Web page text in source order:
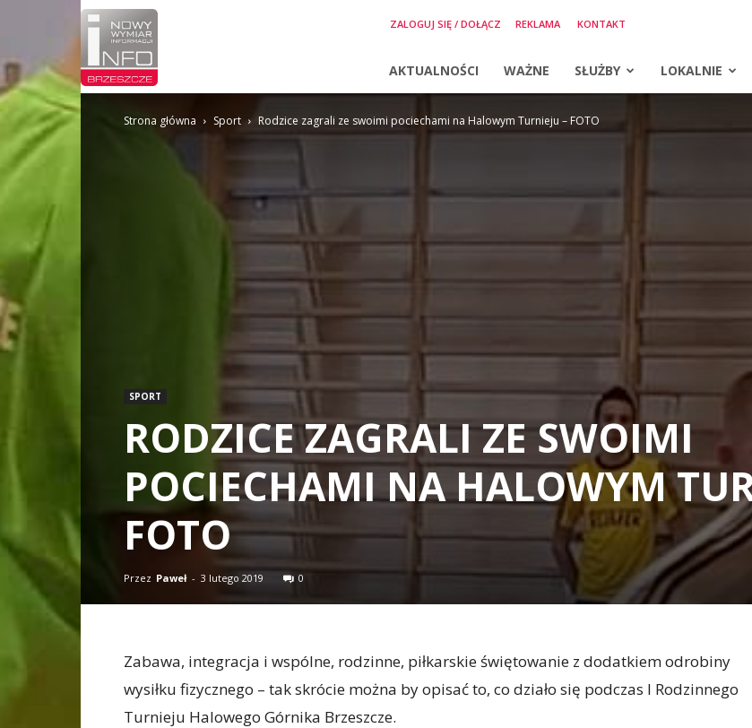
InfoBrzeszcze.pl
ZALOGUJ SIĘ / DOŁĄCZ REKLAMA KONTAKT
AKTUALNOŚCI WAŻNE SŁUŻBY LOKALNIE
Strona główna Sport Rodzice zagrali ze swoimi pociechami na Halowym Turnieju – FOTO
SPORT
RODZICE ZAGRALI ZE SWOIMI
POCIECHAMI NA HALOWYM
FOTO
Przez Paweł - 3 lutego 2019 0
Zabawa, integracja i wspólne, rodzinne, piłkarskie świętowanie z dodatkiem odrobiny
wysiłku fizycznego – tak skrócie można by opisać to, co działo się podczas I Rodzinnego
Turnieju Halowego Górnika Brzeszcze.